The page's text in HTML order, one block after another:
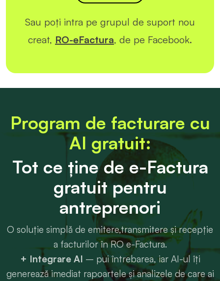
Sau poți intra pe grupul de suport nou
creat, RO-eFactura, de pe Facebook.
Program de facturare cu
AI gratuit:
Tot ce ține de e-Factura
gratuit pentru
antreprenori
O soluție simplă de emitere,transmitere și recepție
a facturilor în RO e-Factura.
+ Integrare AI – pui întrebarea, iar AI-ul îți
generează imediat rapoartele și analizele de care ai